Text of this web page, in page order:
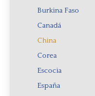
Burkina Faso
Canadá
China
Corea
Escocia
España